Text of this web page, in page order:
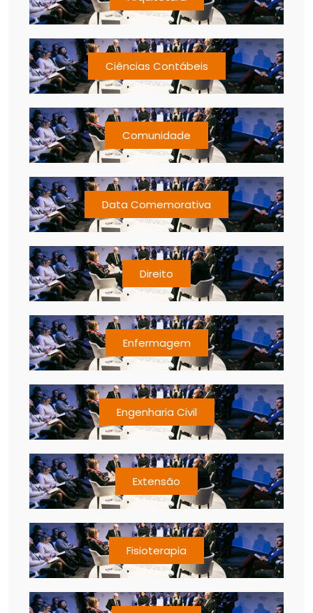
Ciências Contábeis
Comunidade
Data Comemorativa
Direito
Enfermagem
Engenharia Civil
Extensão
Fisioterapia